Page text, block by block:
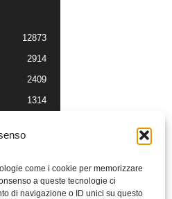
come i cookie per memorizzare
a queste tecnologie ci
di navigazione o ID unici su questo
12873
2914
2409
1314